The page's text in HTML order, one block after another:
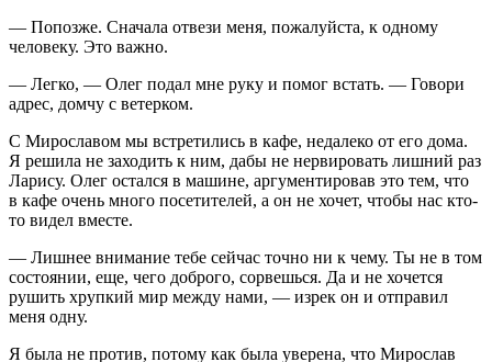
— Попозже. Сначала отвези меня, пожалуйста, к одному
человеку. Это важно.
— Легко, — Олег подал мне руку и помог встать. — Говори
адрес, домчу с ветерком.
С Мирославом мы встретились в кафе, недалеко от его дома.
Я решила не заходить к ним, дабы не нервировать лишний раз
Ларису. Олег остался в машине, аргументировав это тем, что
в кафе очень много посетителей, а он не хочет, чтобы нас кто-
то видел вместе.
— Лишнее внимание тебе сейчас точно ни к чему. Ты не в том
состоянии, еще, чего доброго, сорвешься. Да и не хочется
рушить хрупкий мир между нами, — изрек он и отправил
меня одну.
Я была не против, потому как была уверена, что Мирослав